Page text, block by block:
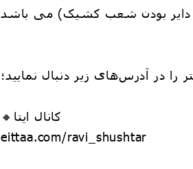
در آدرس‌های زیر دنبال نمایید؛
🔸کانال ایتا
eittaa.com/ravi_shushtar